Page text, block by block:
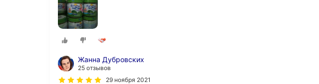
Жанна Дубровских
25 отзывов
29 ноября 2021